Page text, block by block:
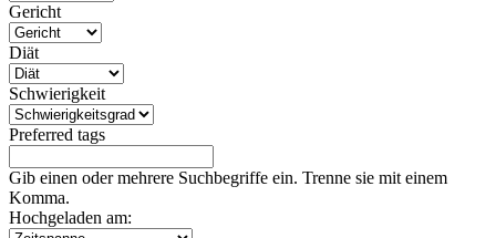
Gericht
Diät
Schwierigkeit
Preferred tags
Gib einen oder mehrere Suchbegriffe ein. Trenne sie mit einem
Komma.
Hochgeladen am: